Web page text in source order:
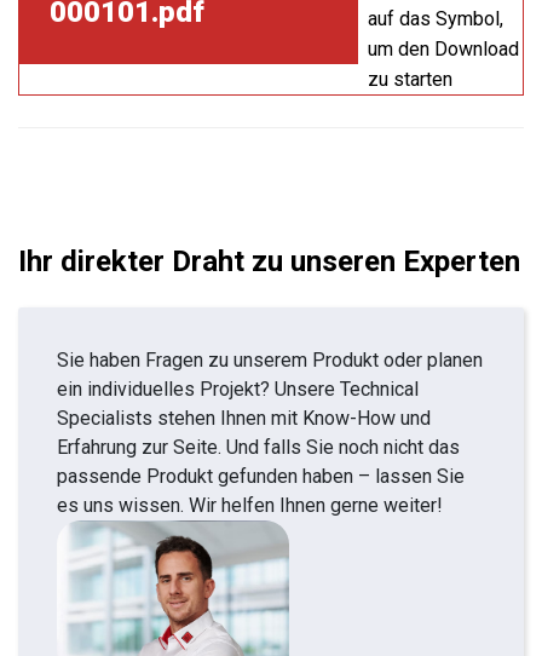
000101.pdf
auf das Symbol,
um den Download
zu starten
Ihr direkter Draht zu unseren Experten
Sie haben Fragen zu unserem Produkt oder planen
ein individuelles Projekt? Unsere Technical
Specialists stehen Ihnen mit Know-How und
Erfahrung zur Seite. Und falls Sie noch nicht das
passende Produkt gefunden haben – lassen Sie
es uns wissen. Wir helfen Ihnen gerne weiter!